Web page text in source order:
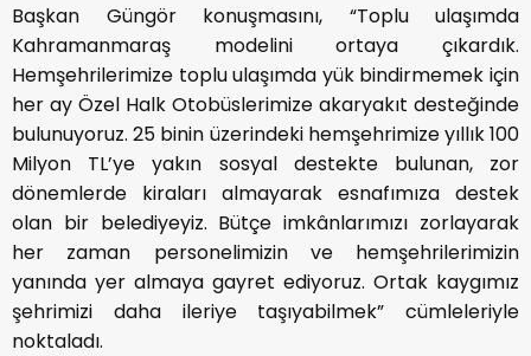
Başkan Güngör konuşmasını, “Toplu ulaşımda
Kahramanmaraş modelini ortaya çıkardık.
Hemşehrilerimize toplu ulaşımda yük bindirmemek için
her ay Özel Halk Otobüslerimize akaryakıt desteğinde
bulunuyoruz. 25 binin üzerindeki hemşehrimize yıllık 100
Milyon TL’ye yakın sosyal destekte bulunan, zor
dönemlerde kiraları almayarak esnafımıza destek
olan bir belediyeyiz. Bütçe imkânlarımızı zorlayarak
her zaman personelimizin ve hemşehrilerimizin
yanında yer almaya gayret ediyoruz. Ortak kaygımız
şehrimizi daha ileriye taşıyabilmek” cümleleriyle
noktaladı.